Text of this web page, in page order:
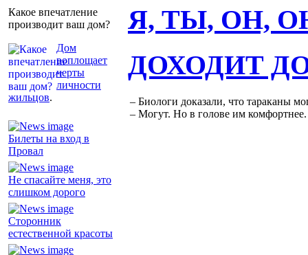
Какое впечатление
производит ваш дом?
Дом
воплощает
черты
личности
жильцов.
Я, ТЫ, ОН,
Билеты на вход в
Провал
Не спасайте меня, это
слишком дорого
Сторонник
естественной красоты
ДОХОДИТ
– Биологи доказали, что тараканы
– Могут. Но в голове им комфортнее.